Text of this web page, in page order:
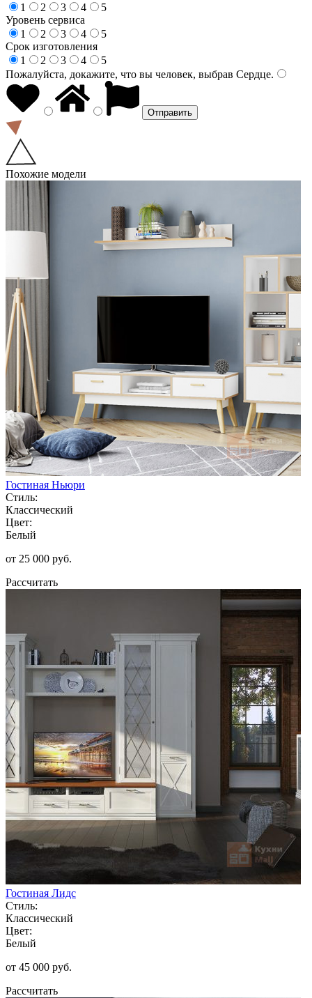
1
2 3 4
5
Уровень сервиса
1
2 3 4
5
Срок изготовления
1
2 3 4
5
Пожалуйста, докажите, что вы человек, выбрав Сердце.
Похожие модели
Гостиная Ньюри
Стиль:
Классический
Цвет:
Белый
от 25 000 руб.
Рассчитать
Гостиная Лидс
Стиль:
Классический
Цвет:
Белый
от 45 000 руб.
Рассчитать